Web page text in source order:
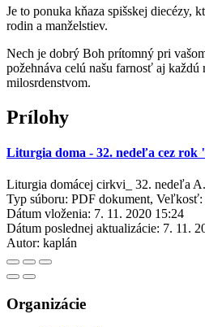
Je to ponuka kňaza spišskej diecézy,
rodin a manželstiev.
Nech je dobrý Boh prítomný pri
požehnáva celú našu farnosť aj
milosrdenstvom.
Prílohy
Liturgia doma - 32. nedeľa cez rok
Liturgia domácej cirkvi_ 32. nedeľa
Typ súboru: PDF dokument,
Dátum vloženia: 7. 11. 2020 15:24
Dátum poslednej aktualizácie: 7. 11.
Autor: kaplán
Organizácie